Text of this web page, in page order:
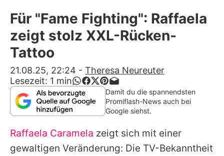
Stars
Filme & Serien
Lifestyle
Familie & Liebe
Promiflash Exklusiv
Alle Themen auf Promiflash
Für "Fame Fighting": Raffaela
zeigt stolz XXL-Rücken-
Tattoo
21.08.25, 22:24 - Theresa Neureuter
Lesezeit: 1 min
Damit du die spannendsten
Promiflash-News auch bei
Google siehst.
Raffaela Caramela zeigt sich mit einer
gewaltigen Veränderung: Die TV-Bekanntheit